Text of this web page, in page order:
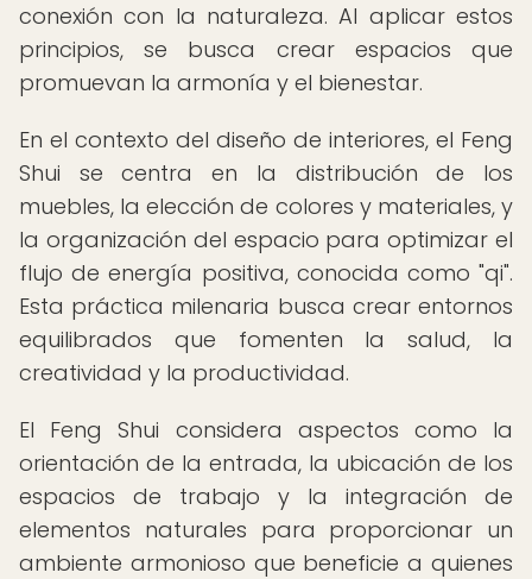
conexión con la naturaleza. Al aplicar estos
principios, se busca crear espacios que
promuevan la armonía y el bienestar.
En el contexto del diseño de interiores, el Feng
Shui se centra en la distribución de los
muebles, la elección de colores y materiales, y
la organización del espacio para optimizar el
flujo de energía positiva, conocida como "qi".
Esta práctica milenaria busca crear entornos
equilibrados que fomenten la salud, la
creatividad y la productividad.
El Feng Shui considera aspectos como la
orientación de la entrada, la ubicación de los
espacios de trabajo y la integración de
elementos naturales para proporcionar un
ambiente armonioso que beneficie a quienes